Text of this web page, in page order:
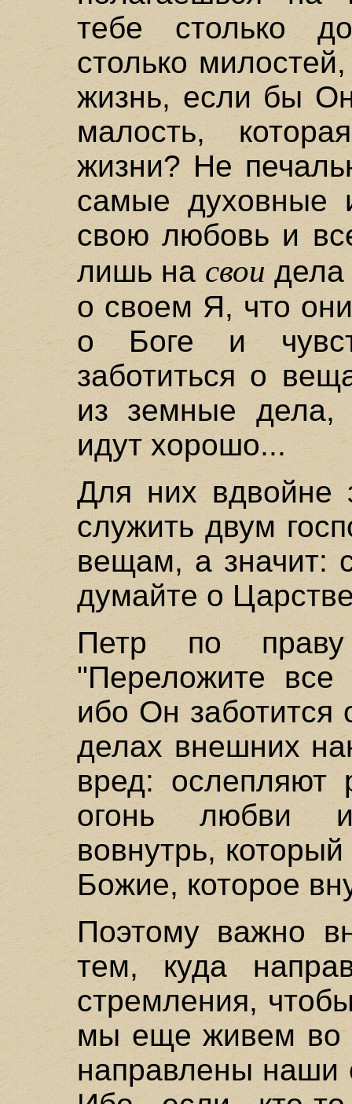
тебе столько
столько
жизнь, если бы
малость,
жизни? Не
самые
свою любовь и
лишь насвоидела
о своем Я, что
о Боге и
заботиться о
из земные дела,
идут хорошо...
Для них вдвойне
служить двум
вещам, а значит:
думайте о
Петр по праву
"Переложите
ибо Он заботится
делах внешних
вред: ослепляют
огонь любви
вовнутрь,
Божие, которое
Поэтому важно
тем, куда
стремления,
мы еще живем во
направлены наши